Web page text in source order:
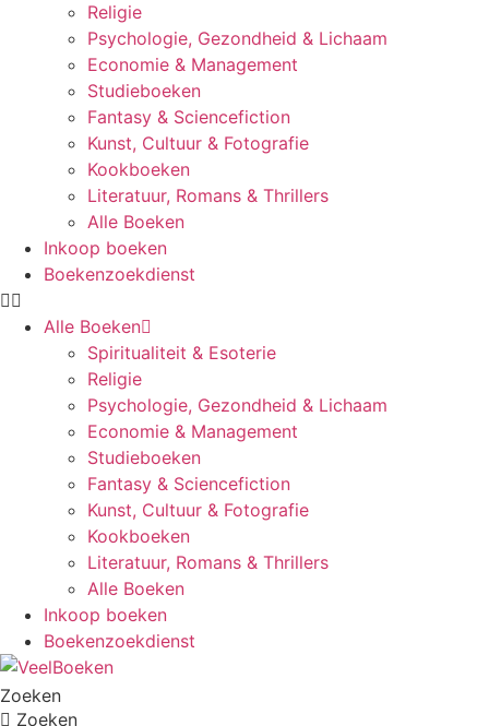
Religie
Psychologie, Gezondheid & Lichaam
Economie & Management
Studieboeken
Fantasy & Sciencefiction
Kunst, Cultuur & Fotografie
Kookboeken
Literatuur, Romans & Thrillers
Alle Boeken
Inkoop boeken
Boekenzoekdienst
Alle Boeken
Spiritualiteit & Esoterie
Religie
Psychologie, Gezondheid & Lichaam
Economie & Management
Studieboeken
Fantasy & Sciencefiction
Kunst, Cultuur & Fotografie
Kookboeken
Literatuur, Romans & Thrillers
Alle Boeken
Inkoop boeken
Boekenzoekdienst
Zoeken
Zoeken